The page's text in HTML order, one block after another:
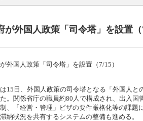
が外国人政策「司令塔」を設置（
外国人政策「司令塔」を設置（7/15）
15日、外国人政策の司令塔となる「外国人
。関係省庁の職員約80人で構成され、出入国
、「経営・管理」ビザの要件厳格化等の課題
納状況を共有するシステムの整備も進める。